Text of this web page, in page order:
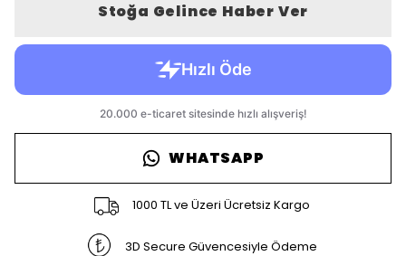
Stoğa Gelince Haber Ver
WHATSAPP
1000 TL ve Üzeri Ücretsiz Kargo
3D Secure Güvencesiyle Ödeme